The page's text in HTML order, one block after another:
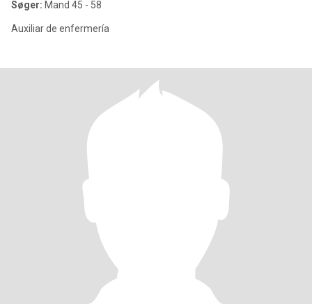
Søger: Mand 45 - 58
Auxiliar de enfermería